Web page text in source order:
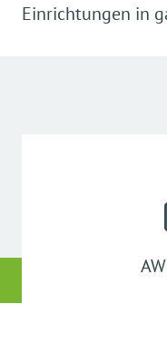
Einrichtungen in